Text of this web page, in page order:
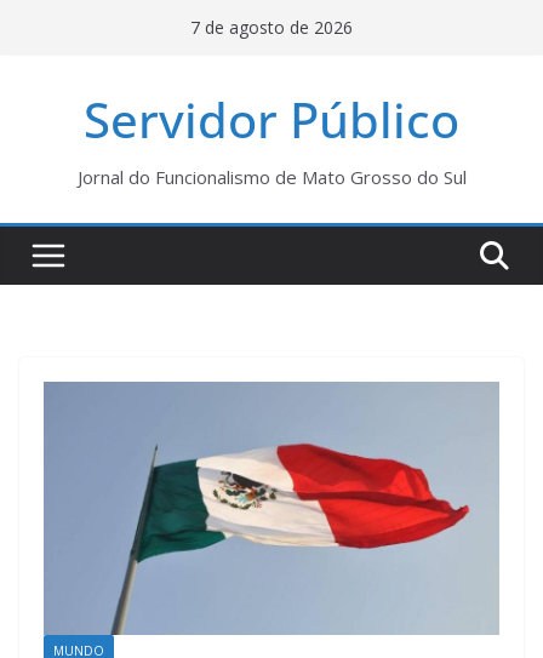
7 de agosto de 2026
Servidor Público
Jornal do Funcionalismo de Mato Grosso do Sul
MUNDO